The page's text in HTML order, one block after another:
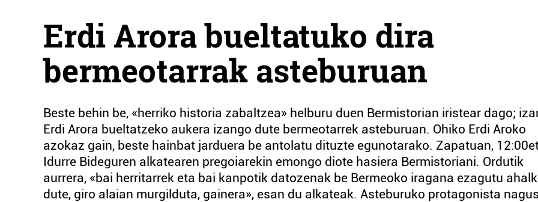
Erdi Arora bueltatuko dira
bermeotarrak asteburuan
Beste behin be, «herriko historia zabaltzea» helburu duen Bermistorian iristear dago;
Erdi Arora bueltatzeko aukera izango dute bermeotarrek asteburuan. Ohiko Erdi Aroko
azokaz gain, beste hainbat jarduera be antolatu dituzte egunotarako. Zapatuan,
Idurre Bideguren alkatearen pregoiarekin emongo diote hasiera Bermistoriani. Ordutik
aurrera, «bai herritarrek eta bai kanpotik datozenak be Bermeoko iragana ezagutu
dute, giro alaian murgilduta, gainera», esan du alkateak. Asteburuko protagonista